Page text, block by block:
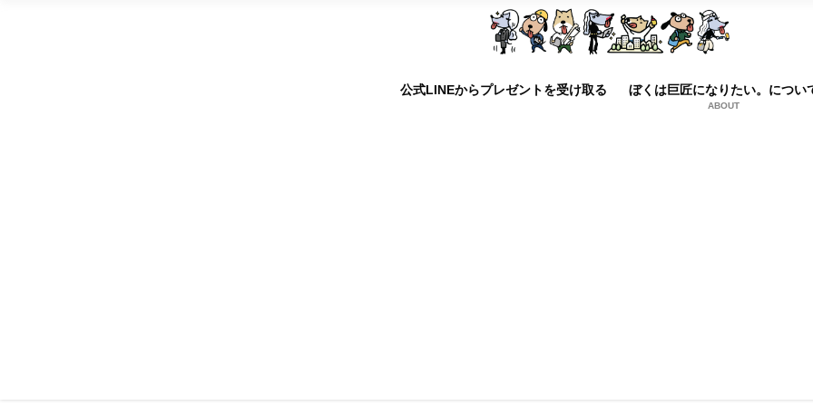
公式LINEからプレゼントを受け取る ぼくは巨匠になりたい。につい
ABOUT